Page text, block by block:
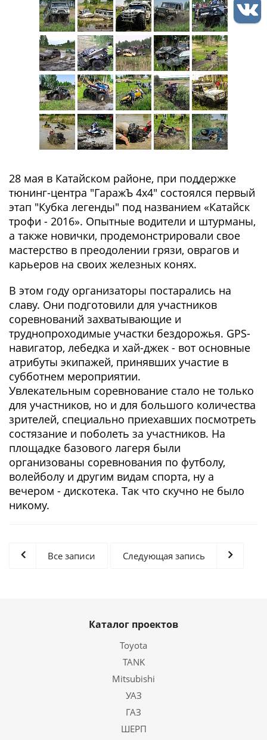
28 мая в Катайском районе, при поддержке
тюнинг-центра "ГаражЪ 4х4" состоялся первый
этап "Кубка легенды" под названием «Катайск
трофи - 2016». Опытные водители и штурманы,
а также новички, продемонстрировали свое
мастерство в преодолении грязи, оврагов и
карьеров на своих железных конях.
В этом году организаторы постарались на
славу. Они подготовили для участников
соревнований захватывающие и
труднопроходимые участки бездорожья. GPS-
навигатор, лебедка и хай-джек - вот основные
атрибуты экипажей, принявших участие в
субботнем мероприятии.
Увлекательным соревнование стало не только
для участников, но и для большого количества
зрителей, специально приехавших посмотреть
состязание и поболеть за участников. На
площадке базового лагеря были
организованы соревнования по футболу,
волейболу и другим видам спорта, ну а
вечером - дискотека. Так что скучно не было
никому.
Все записи Следующая запись
Каталог проектов
Toyota
TANK
Mitsubishi
УАЗ
ГАЗ
ШЕРП